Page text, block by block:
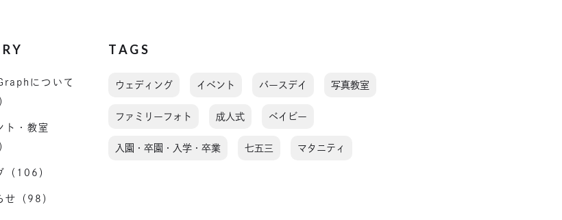
について
ト・教室
（106）
せ（98）
TAGS
ウェディング イベント バースデイ 写真教室
ファミリーフォト 成人式 ベイビー
入園・卒園・入学・卒業 七五三 マタニティ